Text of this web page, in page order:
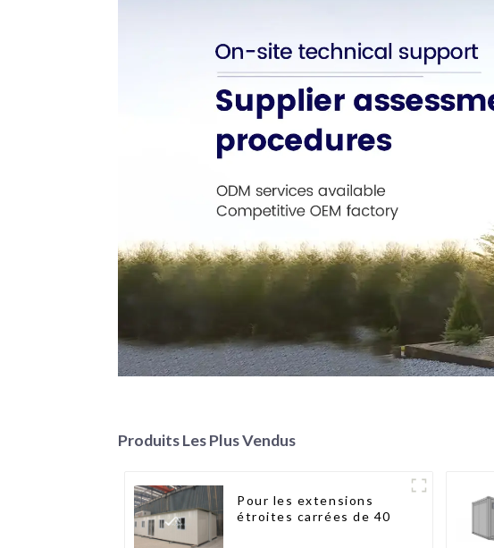
Produits Les Plus Vendus
Pour les extensions
étroites carrées de 40